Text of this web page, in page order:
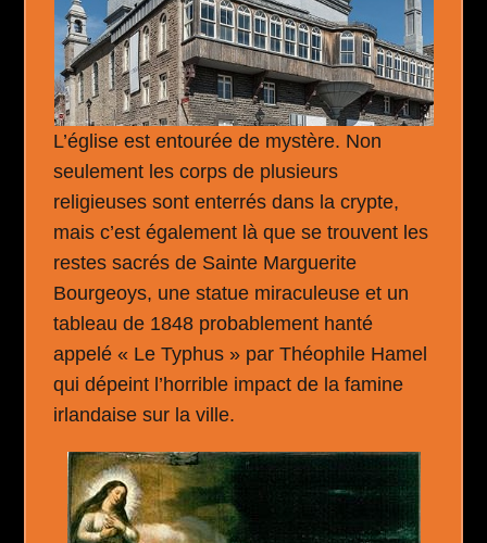
L’église est entourée de mystère. Non
seulement les corps de plusieurs
religieuses sont enterrés dans la crypte,
mais c’est également là que se trouvent les
restes sacrés de Sainte Marguerite
Bourgeoys, une statue miraculeuse et un
tableau de 1848 probablement hanté
appelé « Le Typhus » par Théophile Hamel
qui dépeint l’horrible impact de la famine
irlandaise sur la ville.